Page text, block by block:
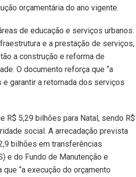
orçamentária do ano vigente.
de educação e serviços urbanos.
e a prestação de serviços,
a construção e reforma de
O documento reforça que “a
garantir a retomada dos serviços
R$ 5,29 bilhões para Natal, sendo R$
social. A arrecadação prevista
bilhões em transferências
e do Fundo de Manutenção e
“a execução do orçamento